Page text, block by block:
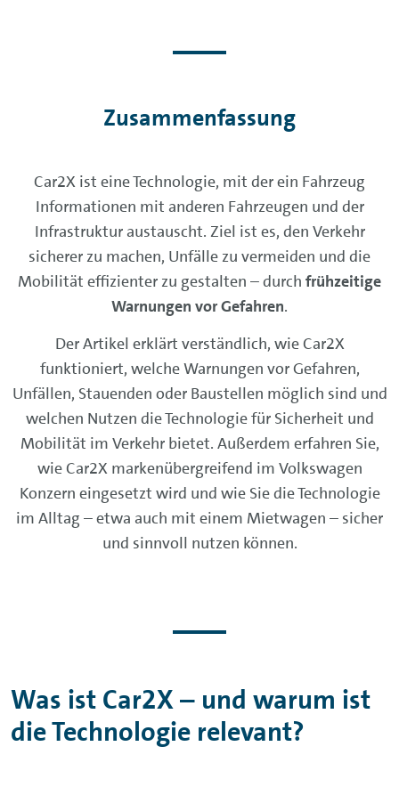
Zusammenfassung
Car2X ist eine Technologie, mit der ein Fahrzeug
Informationen mit anderen Fahrzeugen und der
Infrastruktur austauscht. Ziel ist es, den Verkehr
sicherer zu machen, Unfälle zu vermeiden und die
Mobilität effizienter zu gestalten – durch frühzeitige
Warnungen vor Gefahren.
Der Artikel erklärt verständlich, wie Car2X
funktioniert, welche Warnungen vor Gefahren,
Unfällen, Stauenden oder Baustellen möglich sind und
welchen Nutzen die Technologie für Sicherheit und
Mobilität im Verkehr bietet. Außerdem erfahren Sie,
wie Car2X markenübergreifend im Volkswagen
Konzern eingesetzt wird und wie Sie die Technologie
im Alltag – etwa auch mit einem Mietwagen – sicher
und sinnvoll nutzen können.
Was ist Car2X – und warum ist
die Technologie relevant?